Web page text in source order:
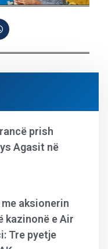
prish
Agasit në
aksionerin
kazinonë e Air
Tre pyetje